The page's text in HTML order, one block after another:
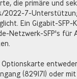
die primäre und
2022-7-
Ein Gigabit-
Netzwerk-SFP's für
(829171) oder